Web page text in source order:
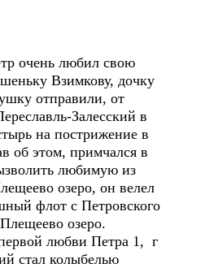
очень любил свою
Взимкову, дочку
отправили, от
Залесский в
на пострижение в
об этом, примчался в
любимую из
озеро, он велел
флот с Петровского
озеро.
любви Петра 1, г
стал колыбелью